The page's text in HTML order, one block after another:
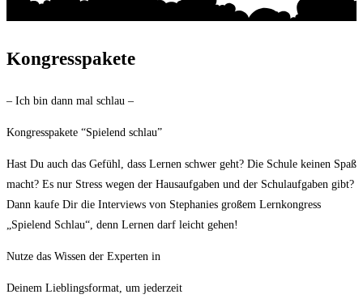
Kongresspakete
– Ich bin dann mal schlau –
Kongresspakete “Spielend schlau”
Hast Du auch das Gefühl, dass Lernen schwer geht? Die Schule keinen Spaß
macht? Es nur Stress wegen der Hausaufgaben und der Schulaufgaben gibt?
Dann kaufe Dir die Interviews von Stephanies großem Lernkongress
„Spielend Schlau“, denn Lernen darf leicht gehen!
Nutze das Wissen der Experten in
Deinem Lieblingsformat, um jederzeit